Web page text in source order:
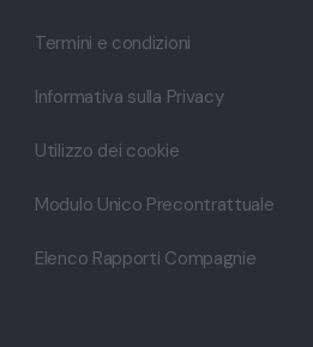
Termini e condizioni
Informativa sulla Privacy
Utilizzo dei cookie
Modulo Unico Precontrattuale
Elenco Rapporti Compagnie